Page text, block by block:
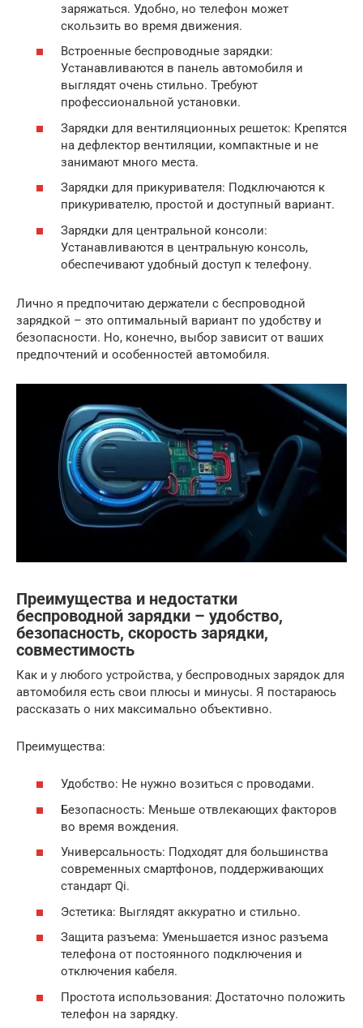
заряжаться. Удобно, но телефон может
скользить во время движения.
Встроенные беспроводные зарядки:
Устанавливаются в панель автомобиля и
выглядят очень стильно. Требуют
профессиональной установки.
Зарядки для вентиляционных решеток: Крепятся
на дефлектор вентиляции, компактные и не
занимают много места.
Зарядки для прикуривателя: Подключаются к
прикуривателю, простой и доступный вариант.
Зарядки для центральной консоли:
Устанавливаются в центральную консоль,
обеспечивают удобный доступ к телефону.
Лично я предпочитаю держатели с беспроводной
зарядкой – это оптимальный вариант по удобству и
безопасности. Но, конечно, выбор зависит от ваших
предпочтений и особенностей автомобиля.
Преимущества и недостатки
беспроводной зарядки – удобство,
безопасность, скорость зарядки,
совместимость
Как и у любого устройства, у беспроводных зарядок для
автомобиля есть свои плюсы и минусы. Я постараюсь
рассказать о них максимально объективно.
Преимущества:
Удобство: Не нужно возиться с проводами.
Безопасность: Меньше отвлекающих факторов
во время вождения.
Универсальность: Подходят для большинства
современных смартфонов, поддерживающих
стандарт Qi.
Эстетика: Выглядят аккуратно и стильно.
Защита разъема: Уменьшается износ разъема
телефона от постоянного подключения и
отключения кабеля.
Простота использования: Достаточно положить
телефон на зарядку.